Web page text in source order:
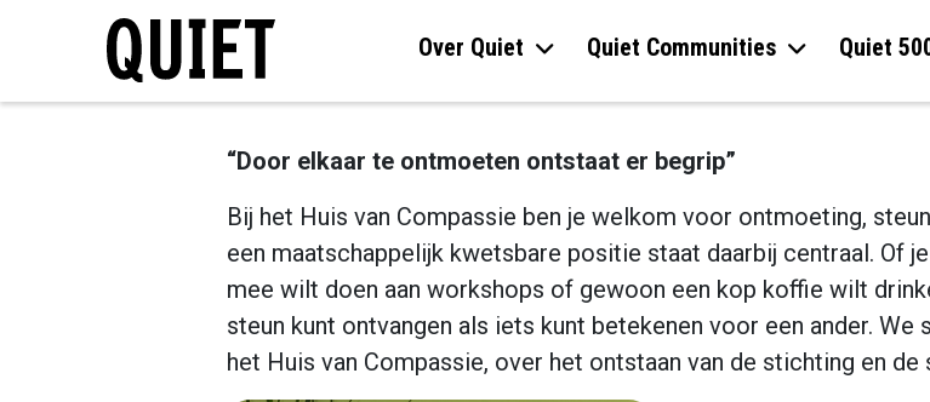
Over Quiet Quiet Communities Quiet
“Door elkaar te ontmoeten ontstaat er begrip”
Bij het Huis van Compassie ben je welkom voor ontmoeting,
een maatschappelijk kwetsbare positie staat daarbij centraal. Of
mee wilt doen aan workshops of gewoon een kop koffie wilt
steun kunt ontvangen als iets kunt betekenen voor een ander.
het Huis van Compassie, over het ontstaan van de stichting en de